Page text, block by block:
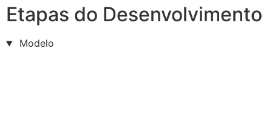
Etapas do Desenvolvimento
Modelo